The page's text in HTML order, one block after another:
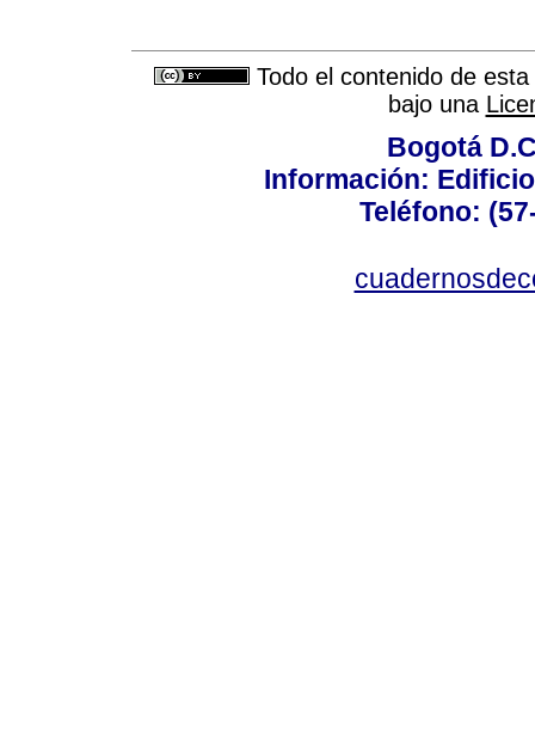
Todo el contenido de
bajo una
Bogotá
Información:
Teléfono: